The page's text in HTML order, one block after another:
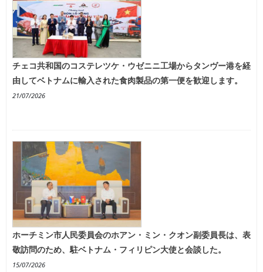
チェコ共和国のコステレツケ・ウゼニニ工場からタンヴー港を経
由してベトナムに輸入された食肉製品の第一便を歓迎します。
21/07/2026
ホーチミン市人民委員会のホアン・ミン・クオン副委員長は、表
敬訪問のため、駐ベトナム・フィリピン大使と会談した。
15/07/2026